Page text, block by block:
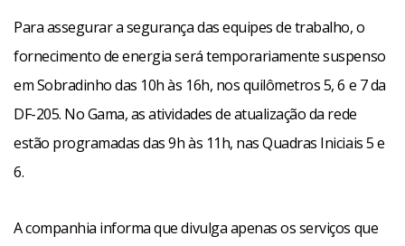
Para assegurar a segurança das equipes de trabalho, o
fornecimento de energia será temporariamente suspenso
em Sobradinho das 10h às 16h, nos quilômetros 5, 6 e 7 da
DF-205. No Gama, as atividades de atualização da rede
estão programadas das 9h às 11h, nas Quadras Iniciais 5 e
6.
A companhia informa que divulga apenas os serviços que